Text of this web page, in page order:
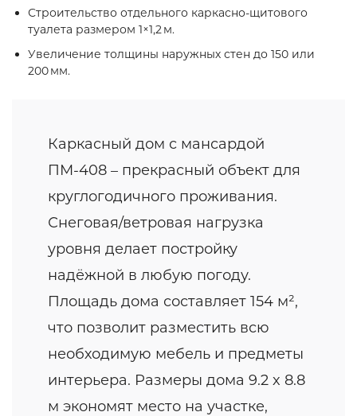
Строительство отдельного каркасно‑щитового
туалета размером 1×1,2 м.
Увеличение толщины наружных стен до 150 или
200 мм.
Каркасный дом с мансардой
ПМ-408 – прекрасный объект для
круглогодичного проживания.
Снеговая/ветровая нагрузка
уровня делает постройку
надёжной в любую погоду.
Площадь дома составляет 154 м²,
что позволит разместить всю
необходимую мебель и предметы
интерьера. Размеры дома 9.2 x 8.8
м экономят место на участке,